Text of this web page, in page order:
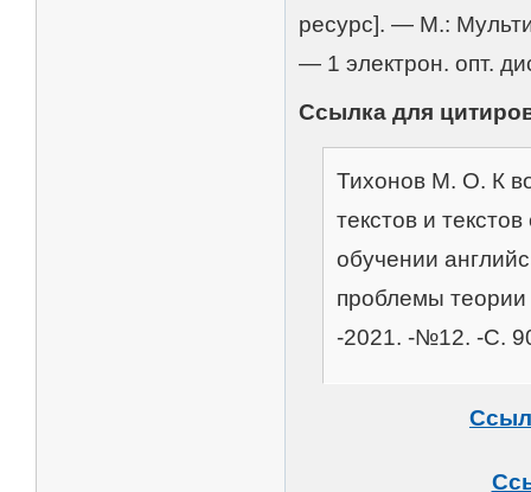
ресурс]. — М.:
— 1 электрон. опт.
Ссылка для
Тихонов М. О. К
текстов и
обучении
проблемы
-2021. -№12. -С.